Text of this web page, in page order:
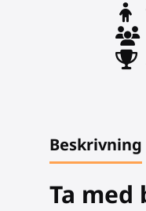
Beskrivning
Ta